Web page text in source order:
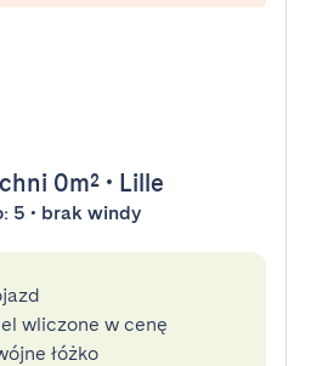
0m² • Lille
5 • brak windy
wliczone w cenę
łóżko